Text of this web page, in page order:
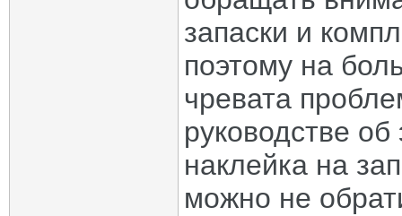
запаски и
поэтому на
чревата
руководстве об
наклейка на
можно не